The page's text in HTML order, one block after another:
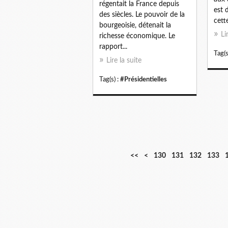
régentait la France depuis
des siècles. Le pouvoir de la
bourgeoisie, détenait la
richesse économique. Le
rapport...
Lire la suite
Tag(s) : #Présidentielles
est
<< <
1
1
1
130 131 132 133